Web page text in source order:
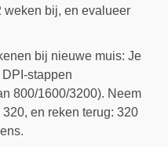
weken bij, en evalueer
bij nieuwe muis: Je
stappen
800/1600/3200). Neem
en reken terug: 320